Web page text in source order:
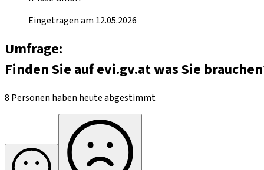
Eingetragen am 12.05.2026
Umfrage:
Finden Sie auf evi.gv.at was Sie
8 Personen haben heute abgestimmt